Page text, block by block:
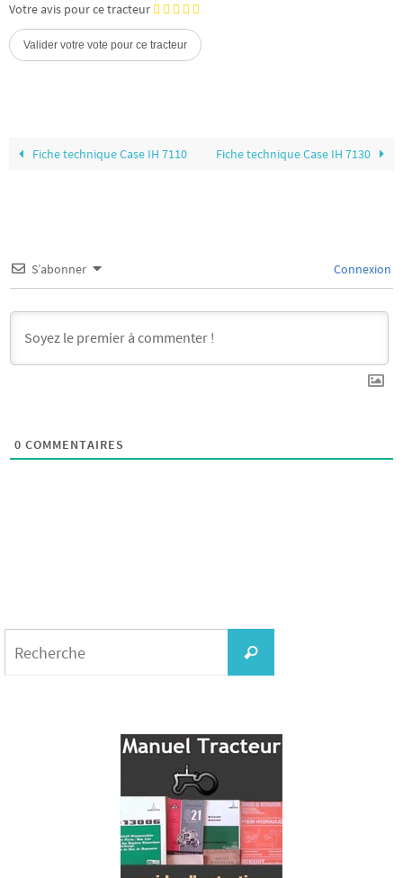
Votre avis pour ce tracteur
Fiche technique Case IH 7110 Fiche technique Case IH 7130
S’abonner Connexion
0 COMMENTAIRES
Recherche